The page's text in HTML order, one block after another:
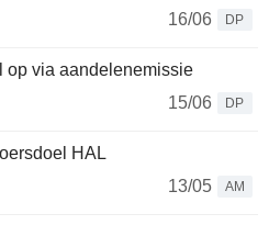
16/06
DP
op via aandelenemissie
15/06
DP
HAL
13/05
AM